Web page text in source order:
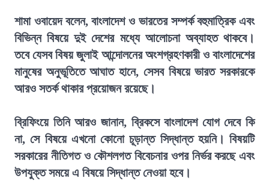
শামা ওবায়েদ বলেন, বাংলাদেশ ও ভারতের সম্পর্ক বহুমাত্রিক এবং
বিভিন্ন বিষয়ে দুই দেশের মধ্যে আলোচনা অব্যাহত থাকবে।
তবে যেসব বিষয় জুলাই আন্দোলনের অংশগ্রহণকারী ও বাংলাদেশের
মানুষের অনুভূতিতে আঘাত হানে, সেসব বিষয়ে ভারত সরকারকে
আরও সতর্ক থাকার প্রয়োজন রয়েছে।
ব্রিফিংয়ে তিনি আরও জানান, ব্রিকসে বাংলাদেশ যোগ দেবে কি
না, সে বিষয়ে এখনো কোনো চূড়ান্ত সিদ্ধান্ত হয়নি। বিষয়টি
সরকারের নীতিগত ও কৌশলগত বিবেচনার ওপর নির্ভর করছে এবং
উপযুক্ত সময়ে এ বিষয়ে সিদ্ধান্ত নেওয়া হবে।